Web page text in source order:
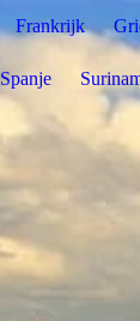
Frankrijk
Spanje